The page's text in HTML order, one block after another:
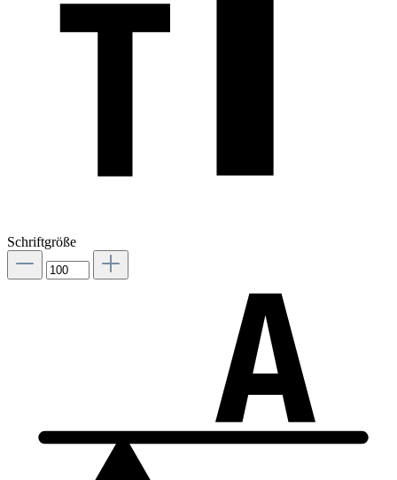
Schriftgröße